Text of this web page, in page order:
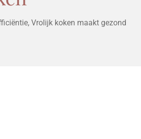
Vrolijk koken maakt gezond